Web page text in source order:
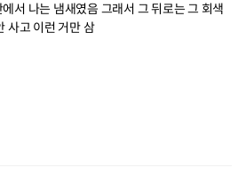
서 나는 냄새였음 그래서 그 뒤로는 그 회색
사고 이런 거만 삼